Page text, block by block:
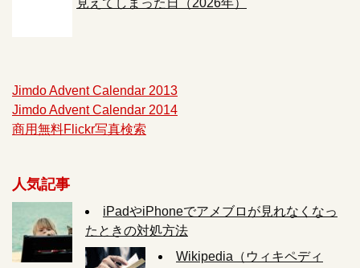
見えてしまった日（2026年）
Jimdo Advent Calendar 2013
Jimdo Advent Calendar 2014
商用無料Flickr写真検索
人気記事
iPadやiPhoneでアメブロが見れなくなっ
たときの対処方法
Wikipedia（ウィキペディ